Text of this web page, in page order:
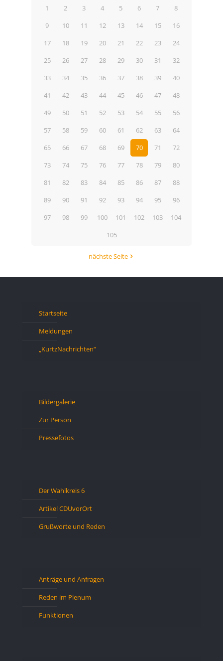
1 2 3 4 5 6 7
8
9
10 11 12 13 14 15
16
17
18 19 20 21 22 23
24
25
26 27 28 29 30 31
32
33
34 35 36 37 38 39
40
41
42 43 44 45 46 47
48
49
50 51 52 53 54 55
56
57
58 59 60 61 62 63
64
65
66 67 68 69 70 71
72
73
74 75 76 77 78 79
80
81
82 83 84 85 86 87
88
89
90 91 92 93 94 95
96
97
98 99 100 101 102 103
104
105
nächste Seite
Startseite
Meldungen
„KurtzNachrichten“
Bildergalerie
Zur Person
Pressefotos
Der Wahlkreis 6
Artikel CDUvorOrt
Grußworte und Reden
Anträge und Anfragen
Reden im Plenum
Funktionen